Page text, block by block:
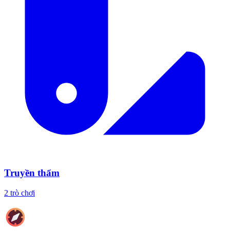
Truyền thẩm
2 trò chơi